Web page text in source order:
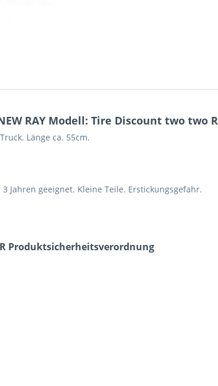
RAY Modell: Tire Discount two two
Länge ca. 55cm.
Jahren geeignet. Kleine Teile. Erstickungsgefahr.
Produktsicherheits­verordnung